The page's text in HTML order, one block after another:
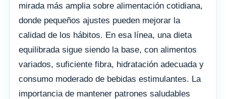
mirada más amplia sobre alimentación cotidiana,
donde pequeños ajustes pueden mejorar la
calidad de los hábitos. En esa línea, una dieta
equilibrada sigue siendo la base, con alimentos
variados, suficiente fibra, hidratación adecuada y
consumo moderado de bebidas estimulantes. La
importancia de mantener patrones saludables